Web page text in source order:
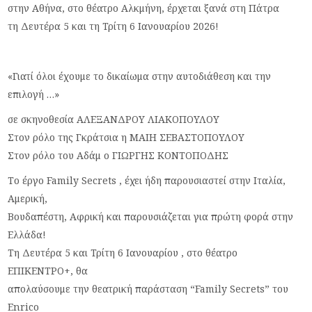
στην Αθήνα, στο θέατρο Αλκμήνη, έρχεται ξανά στη Πάτρα
τη Δευτέρα 5 και τη Τρίτη 6 Ιανουαρίου 2026!
«Γιατί όλοι έχουμε το δικαίωμα στην αυτοδιάθεση και την
επιλογή …»
σε σκηνοθεσία ΑΛΕΞΑΝΔΡΟΥ ΛΙΑΚΟΠΟΥΛΟΥ
Στον ρόλο της Γκράτσια η ΜΑΙΗ ΣΕΒΑΣΤΟΠΟΥΛΟΥ
Στον ρόλο του Αδάμ ο ΓΙΩΡΓΗΣ ΚΟΝΤΟΠΟΔΗΣ
Το έργο Family Secrets , έχει ήδη παρουσιαστεί στην Ιταλία,
Αμερική,
Βουδαπέστη, Αφρική και παρουσιάζεται για πρώτη φορά στην
Ελλάδα!
Τη Δευτέρα 5 και Τρίτη 6 Ιανουαρίου , στο θέατρο
ΕΠΙΚΕΝΤΡΟ+, θα
απολαύσουμε την θεατρική παράσταση “Family Secrets” του
Enrico